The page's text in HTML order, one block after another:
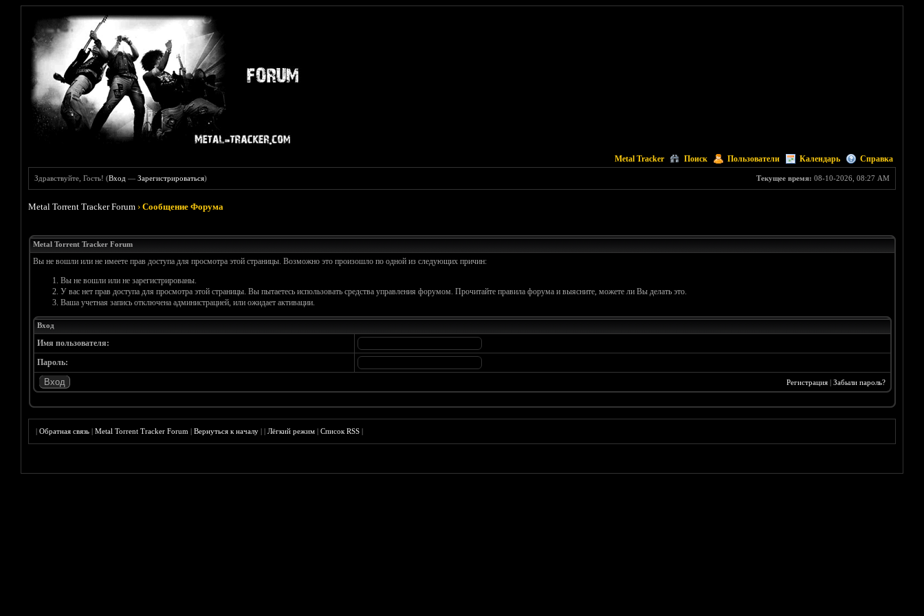
Metal Tracker Поиск Пользователи Календарь Справка
Текущее время: 08-10-2026, 08:27 AM
Здравствуйте, Гость! (Вход —Зарегистрироваться)
Metal Torrent Tracker Forum ›Сообщение Форума
Metal Torrent Tracker Forum
Вы не вошли или не имеете прав доступа для просмотра этой страницы. Возможно это произошло по одной из следующих причин:
Вы не вошли или не зарегистрированы.
У вас нет прав доступа для просмотра этой страницы. Вы пытаетесь использовать средства управления форумом. Прочитайте правила форума и выясните, можете ли Вы делать это.
Ваша учетная запись отключена администрацией, или ожидает активации.
Вход
Имя пользователя:
Пароль:
Регистрация| Забыли пароль?
|Обратная связь |Metal Torrent Tracker Forum |Вернуться к началу ||Лёгкий режим |Список RSS |